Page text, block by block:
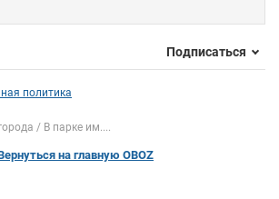
Подписаться
политика
В парке им....
на главную OBOZ